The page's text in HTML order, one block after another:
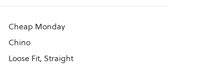
Cheap Monday
Chino
Loose Fit, Straight